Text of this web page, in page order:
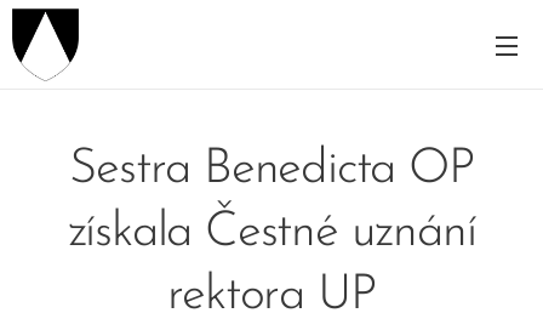
Sestra Benedicta OP
získala Čestné uznání
rektora UP